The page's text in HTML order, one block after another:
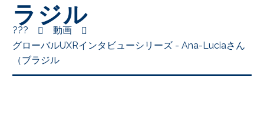
ラジル
???
動画
グローバルUXRインタビューシリーズ - Ana-Luciaさん
（ブラジル